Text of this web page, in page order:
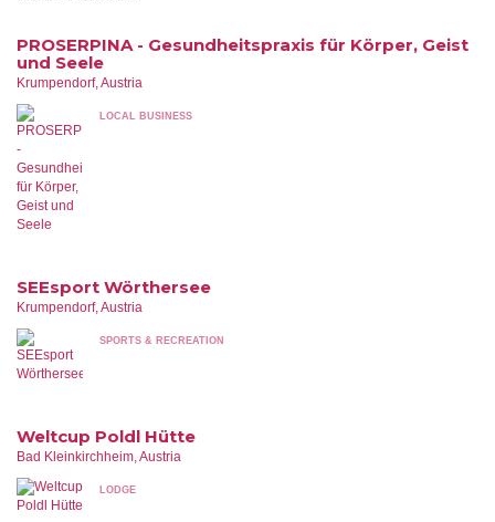
PROSERPINA - Gesundheitspraxis für Körper, Geist
und Seele
Krumpendorf, Austria
LOCAL BUSINESS
SEEsport Wörthersee
Krumpendorf, Austria
SPORTS & RECREATION
Weltcup Poldl Hütte
Bad Kleinkirchheim, Austria
LODGE